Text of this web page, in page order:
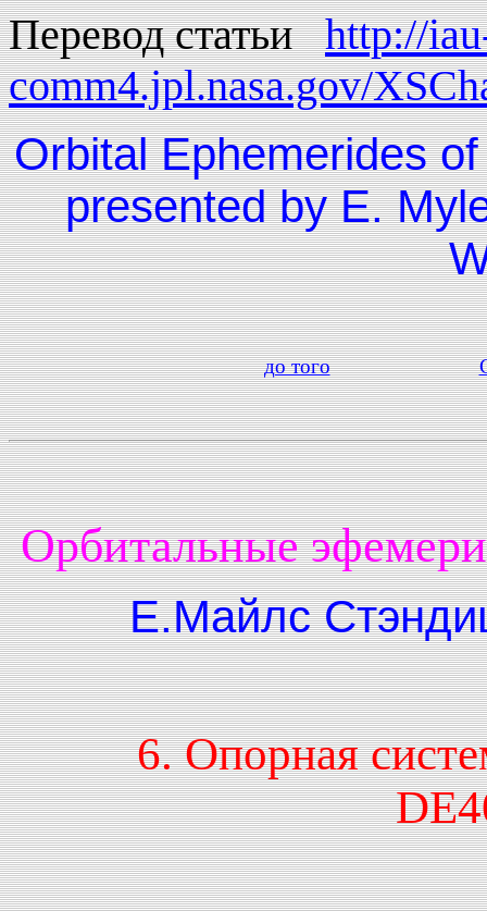
Перевод статьиhttp://
comm4.jpl.nasa.gov/
Orbital Ephemerides
presented by E.
до того
Орбитальные
Е.Майлс
6. Опорная